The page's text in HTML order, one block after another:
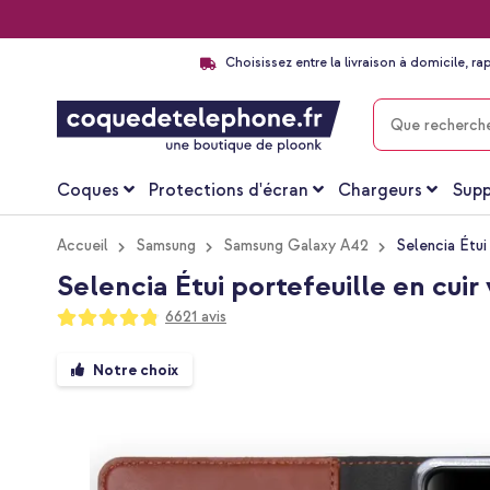
Choisissez entre la livraison à domicile,
CHERCHER
Coques Protections d'écran Chargeurs
Accueil Samsung Samsung Galaxy A42 Selencia
Selencia Étui portefeuille en
Notation:
96
100
6621 avis
Passer
à
Notre choix